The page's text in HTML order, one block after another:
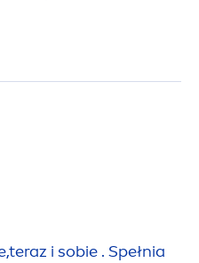
i sobie . Spełnia